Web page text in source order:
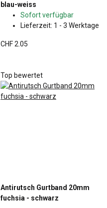
blau-weiss
Sofort verfügbar
Lieferzeit: 1 - 3 Werktage
CHF 2.05
Top bewertet
Antirutsch Gurtband 20mm
fuchsia - schwarz